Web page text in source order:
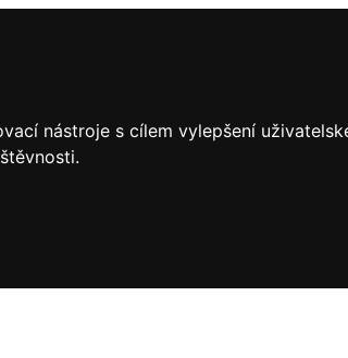
nástroje s cílem vylepšení